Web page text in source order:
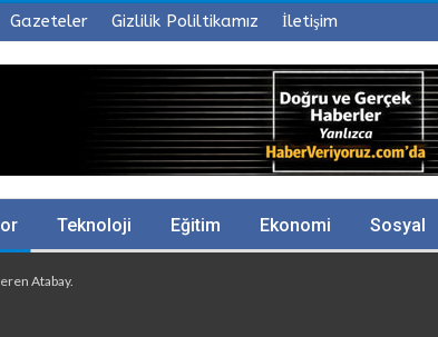
Gazeteler Gizlilik Poliltikamız İletişim
Teknoloji Eğitim Ekonomi Sosyal
Atabay.